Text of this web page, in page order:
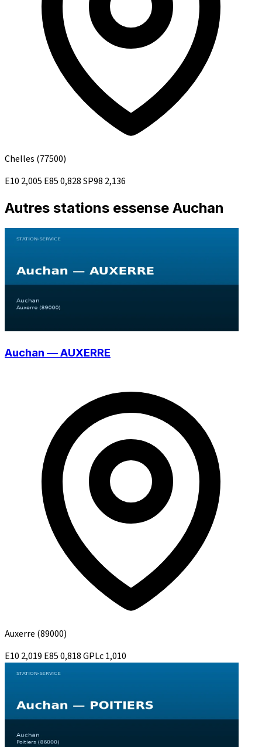
Chelles (77500)
E10 2,005 E850,828SP98 2,136
Autres stations essense Auchan
Auchan — AUXERRE
Auxerre (89000)
E10 2,019 E850,818GPLc1,010